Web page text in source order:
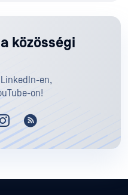
közösségi
LinkedIn-en,
on!